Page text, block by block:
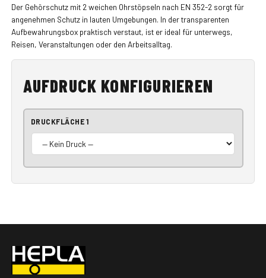
Der Gehörschutz mit 2 weichen Ohrstöpseln nach EN 352-2 sorgt für
angenehmen Schutz in lauten Umgebungen. In der transparenten
Aufbewahrungsbox praktisch verstaut, ist er ideal für unterwegs,
Reisen, Veranstaltungen oder den Arbeitsalltag.
AUFDRUCK KONFIGURIEREN
DRUCKFLÄCHE 1